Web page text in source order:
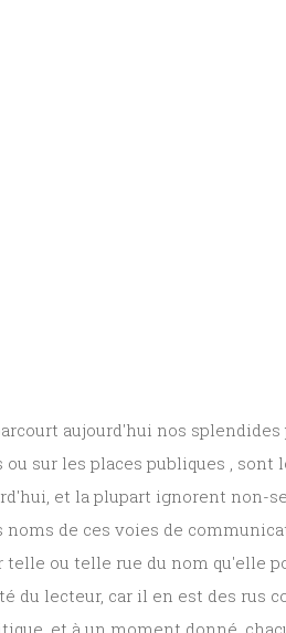
aujourd'hui nos
ou sur les places publiques ,
et la plupart ignorent non-
noms de ces voies de
telle ou telle rue du nom qu'elle
du lecteur, car il en est des rus